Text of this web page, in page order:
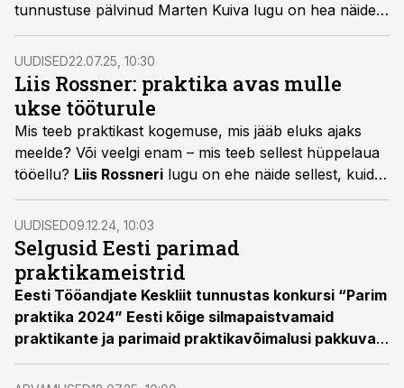
tunnustuse pälvinud Marten Kuiva lugu on hea näide
sellest, kuidas esimene erialane praktika võib kujuneda
noorele pöördepunktiks – kohaks, kus õpitu saab
päriselt proovile pandud, enesekindlus kasvab ja
avaneb uks tööellu.
UUDISED22.07.25, 10:30
Liis Rossner: praktika avas mulle
ukse tööturule
Mis teeb praktikast kogemuse, mis jääb eluks ajaks
meelde? Või veelgi enam – mis teeb sellest hüppelaua
tööellu? Liis Rossneri lugu on ehe näide sellest, kuidas
hästi korraldatud praktika võib noorele spetsialistile
tähendada palju enamat kui lihtsalt ainepunktide
kogumist.
UUDISED09.12.24, 10:03
Selgusid Eesti parimad
praktikameistrid
Eesti Tööandjate Keskliit tunnustas konkursi “Parim
praktika 2024” Eesti kõige silmapaistvamaid
praktikante ja parimaid praktikavõimalusi pakkuvaid
ettevõtteid.